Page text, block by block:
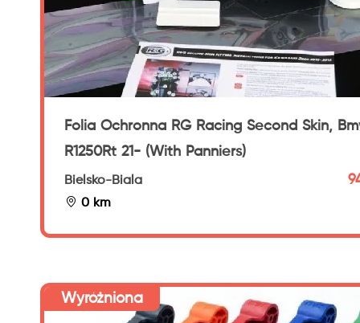
Folia Ochronna RG Racing Second Skin,
R1250Rt 21- (With Panniers)
Bielsko-Biala
0 km
Wyróżniona